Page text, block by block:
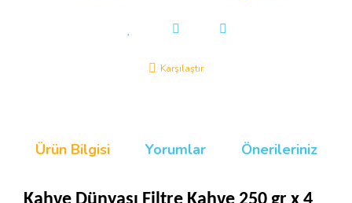
Karşılaştır
Ürün Bilgisi Yorumlar Önerileriniz